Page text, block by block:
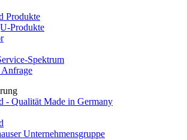
Produkte
Produkte
Spektrum
Anfrage
- Qualität Made in Germany
Unternehmensgruppe